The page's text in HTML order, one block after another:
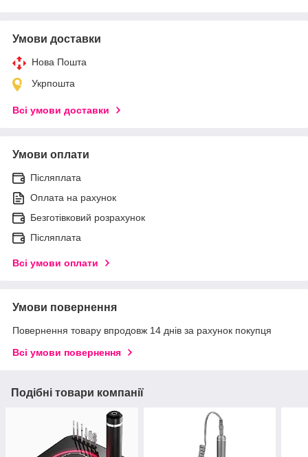
Умови доставки
Нова Пошта
Укрпошта
Всі умови доставки
Умови оплати
Післяплата
Оплата на рахунок
Безготівковий розрахунок
Післяплата
Всі умови оплати
Умови повернення
Повернення товару впродовж 14 днів за рахунок покупця
Всі умови повернення
Подібні товари компанії